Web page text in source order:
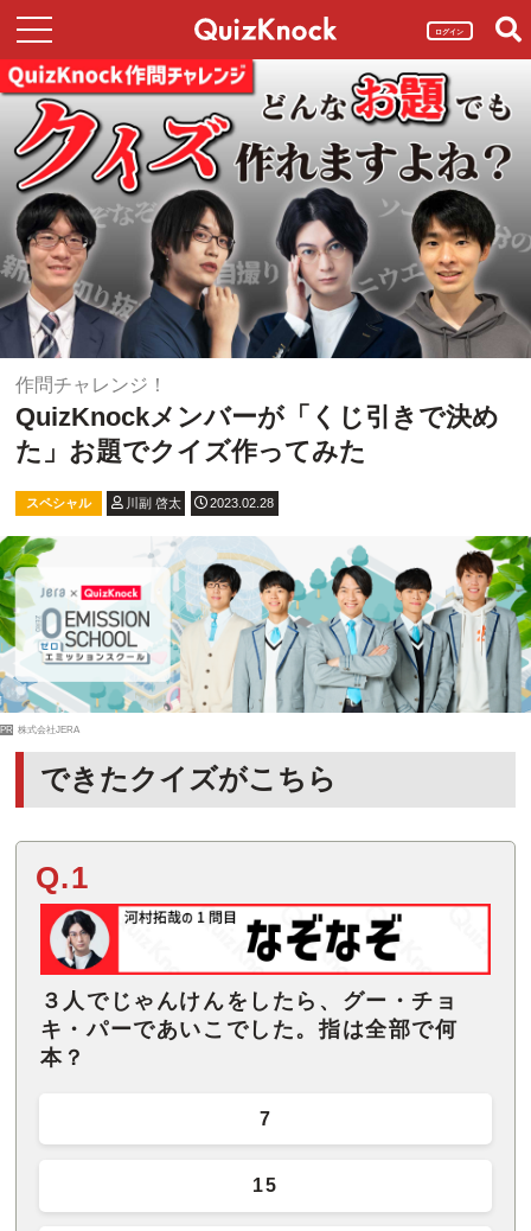
ログイン
作問チャレンジ！
QuizKnockメンバーが「くじ引きで決め
た」お題でクイズ作ってみた
スペシャル 川副 啓太 2023.02.28
PR 株式会社JERA
できたクイズがこちら
Q.1
３人でじゃんけんをしたら、グー・チョ
キ・パーであいこでした。指は全部で何
本？
7
15